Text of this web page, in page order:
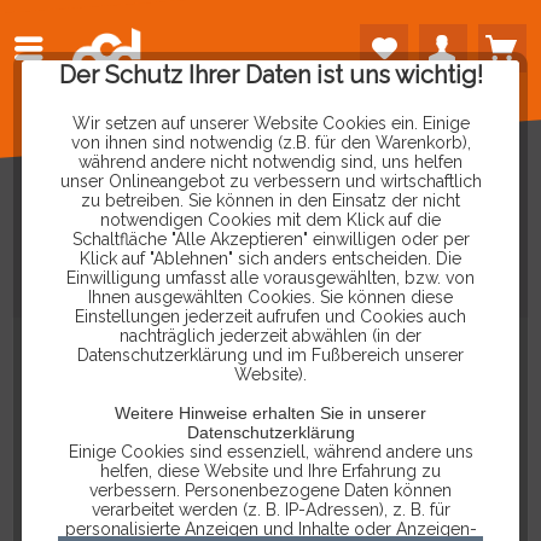
Der Schutz Ihrer Daten ist uns wichtig!
Wir setzen auf unserer Website Cookies ein. Einige
von ihnen sind notwendig (z.B. für den Warenkorb),
während andere nicht notwendig sind, uns helfen
unser Onlineangebot zu verbessern und wirtschaftlich
zu betreiben. Sie können in den Einsatz der nicht
notwendigen Cookies mit dem Klick auf die
Schaltfläche "Alle Akzeptieren" einwilligen oder per
Klick auf "Ablehnen" sich anders entscheiden. Die
Einwilligung umfasst alle vorausgewählten, bzw. von
Ihnen ausgewählten Cookies. Sie können diese
Einstellungen jederzeit aufrufen und Cookies auch
nachträglich jederzeit abwählen (in der
Datenschutzerklärung und im Fußbereich unserer
Website).
Weitere Hinweise erhalten Sie in unserer
Datenschutzerklärung
Einige Cookies sind essenziell, während andere uns
helfen, diese Website und Ihre Erfahrung zu
verbessern. Personenbezogene Daten können
verarbeitet werden (z. B. IP-Adressen), z. B. für
personalisierte Anzeigen und Inhalte oder Anzeigen-
HEX-V2 / HEX-NET USB-ERSATZ-
VERBINDUNGSKABEL